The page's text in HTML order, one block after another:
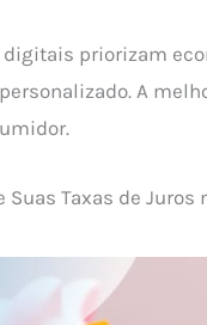
priorizam
A
Taxas de Juros